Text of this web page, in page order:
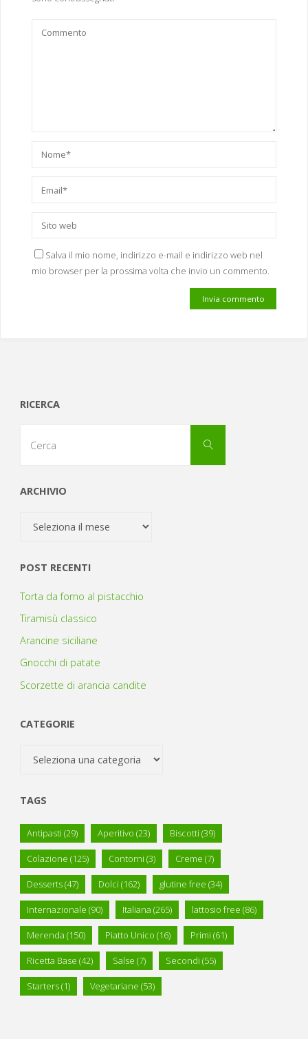
Salva il mio nome, indirizzo e-mail e indirizzo web nel
mio browser per la prossima volta che invio un commento.
RICERCA
Cerca
ARCHIVIO
POST RECENTI
Torta da forno al pistacchio
Tiramisù classico
Arancine siciliane
Gnocchi di patate
Scorzette di arancia candite
CATEGORIE
Categorie
TAGS
Antipasti (29) Aperitivo (23) Biscotti (39)
Colazione (125) Contorni (3) Creme (7)
Desserts(47) Dolci (162) glutine free (34)
Internazionale (90) Italiana (265) lattosio free (86)
Merenda (150) Piatto Unico (16) Primi (61)
Ricetta Base (42) Salse (7) Secondi (55)
Starters(1) Vegetariane (53)